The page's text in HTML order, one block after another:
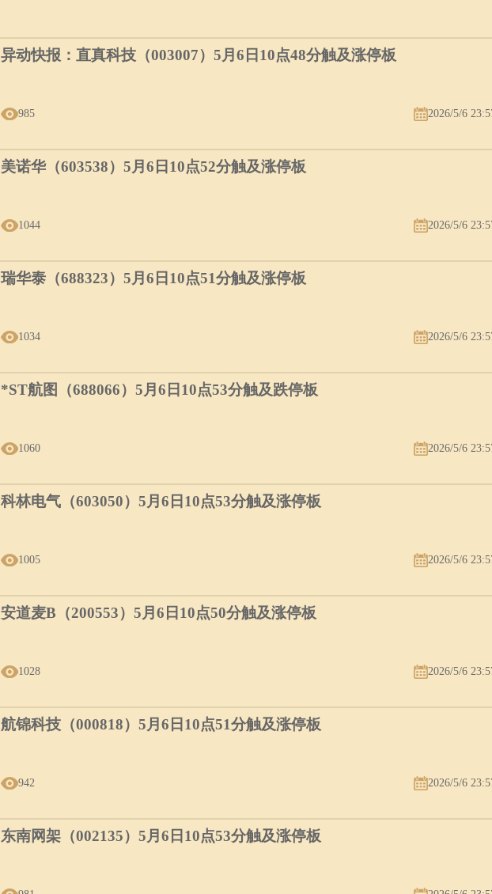
异动快报：直真科技（003007）5月6日10点48分触及涨停板
985 2026/5/6
美诺华（603538）5月6日10点52分触及涨停板
1044 2026/5/6
瑞华泰（688323）5月6日10点51分触及涨停板
1034 2026/5/6
*ST航图（688066）5月6日10点53分触及跌停板
1060 2026/5/6
科林电气（603050）5月6日10点53分触及涨停板
1005 2026/5/6
安道麦B（200553）5月6日10点50分触及涨停板
1028 2026/5/6
航锦科技（000818）5月6日10点51分触及涨停板
942 2026/5/6
东南网架（002135）5月6日10点53分触及涨停板